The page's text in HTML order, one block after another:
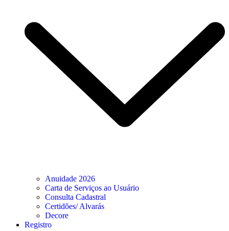
Anuidade 2026
Carta de Serviços ao Usuário
Consulta Cadastral
Certidões/ Alvarás
Decore
Registro